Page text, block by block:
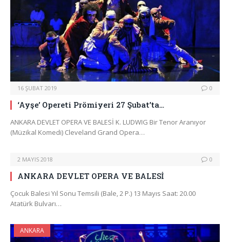
16 ŞUBAT 2019 0
‘Ayşe’ Opereti Prömiyeri 27 Şubat’ta…
ANKARA DEVLET OPERA VE BALESİ K. LUDWIG Bir Tenor Aranıyor
(Müzikal Komedi) Cleveland Grand Opera…
2 MAYIS 2018 0
ANKARA DEVLET OPERA VE BALESİ
Çocuk Balesi Yıl Sonu Temsili (Bale, 2 P.) 13 Mayıs Saat: 20.00
Atatürk Bulvarı…
ANKARA